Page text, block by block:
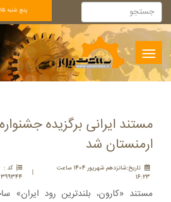
پنج شنبه 15 مرداد 1405
Toggle
navigation
مستند ایرانی برگزیده
ارمنستان شد
تاريخ:شانزدهم شهريور 1404 ساعت
16:23
|
کد :
399344
مستند «کارون، بلندترین رود ایران»